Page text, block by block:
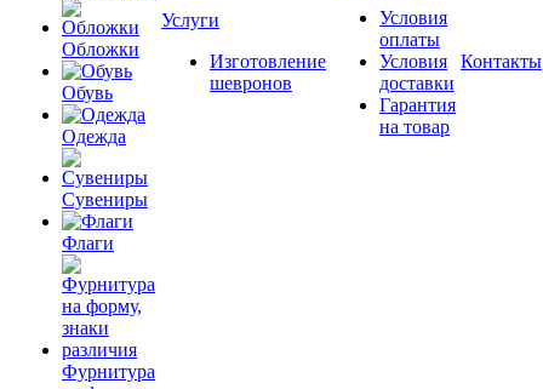
Обложки
Обувь
Одежда
Сувениры
Флаги
Фурнитура
Услуги
Изготовление
шевронов
Условия
оплаты
Условия
доставки
Гарантия
на товар
Контакты